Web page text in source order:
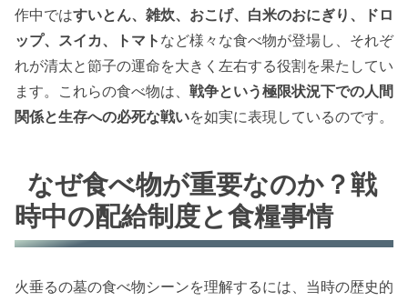
作中ではすいとん、雑炊、おこげ、白米のおにぎり、ドロ
ップ、スイカ、トマト など様々な食べ物が登場し、それぞ
れが清太と節子の運命を大きく左右する役割を果たしてい
ます。これらの食べ物は、 戦争という極限状況下での人間
関係と生存への必死な戦いを如実に表現しているのです。
なぜ食べ物が重要なのか？戦
時中の配給制度と食糧事情
火垂るの墓の食べ物シーンを理解するには、当時の歴史的